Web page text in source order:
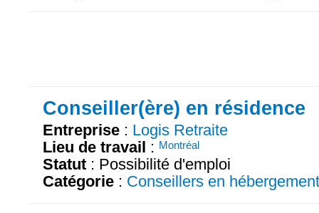
Conseiller(ère) en résidence
Entreprise : Logis Retraite
Lieu de travail : Montréal
Statut : Possibilité d'emploi
Catégorie : Conseillers en hébergement